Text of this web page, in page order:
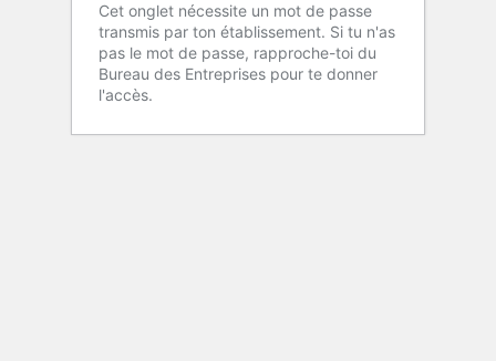
Cet onglet nécessite un mot de passe
transmis par ton établissement. Si tu n'as
pas le mot de passe, rapproche-toi du
Bureau des Entreprises pour te donner
l'accès.